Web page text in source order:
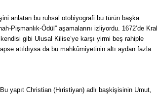
anlatan bu ruhsal otobiyografi bu türün başka
Pişmanlık-Ödül” aşamalarını izliyordu. 1672’de Kral
kendisi gibi Ulusal Kilise’ye karşı yirmi beş rahiple
atıldıysa da bu mahkûmiyetinin altı aydan fazla
yapıt Christian (Hıristiyan) adlı başkişisinin Umut,